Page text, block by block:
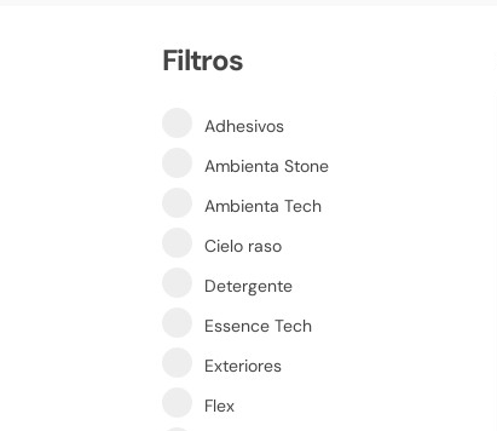
Filtros
Adhesivos
Ambienta Stone
Ambienta Tech
Cielo raso
Detergente
Essence Tech
Exteriores
Flex